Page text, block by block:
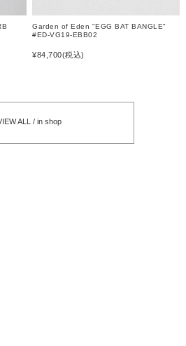
Garden of Eden "EGG BAT BANGLE"
#ED-VG19-EBB02
¥84,700(税込)
ALL / in shop